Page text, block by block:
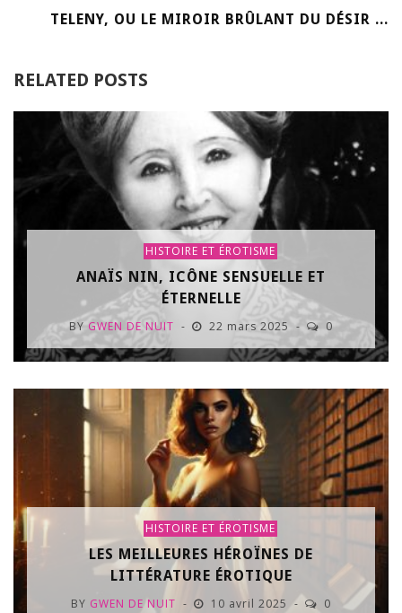
TELENY, OU LE MIROIR BRÛLANT DU DÉSIR ...
RELATED POSTS
HISTOIRE ET ÉROTISME
ANAÏS NIN, ICÔNE SENSUELLE ET
ÉTERNELLE
BY GWEN DE NUIT 22 mars 2025 0
HISTOIRE ET ÉROTISME
LES MEILLEURES HÉROÏNES DE
LITTÉRATURE ÉROTIQUE
BY GWEN DE NUIT 10 avril 2025 0